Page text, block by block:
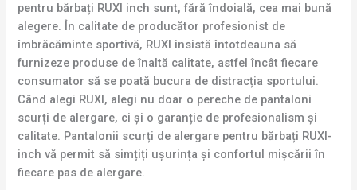
pentru bărbați RUXI inch sunt, fără îndoială, cea mai bună
alegere. În calitate de producător profesionist de
îmbrăcăminte sportivă, RUXI insistă întotdeauna să
furnizeze produse de înaltă calitate, astfel încât fiecare
consumator să se poată bucura de distracția sportului.
Când alegi RUXI, alegi nu doar o pereche de pantaloni
scurți de alergare, ci și o garanție de profesionalism și
calitate. Pantalonii scurți de alergare pentru bărbați RUXI-
inch vă permit să simțiți ușurința și confortul mișcării în
fiecare pas de alergare.